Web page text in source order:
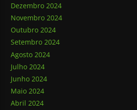
Dezembro 2024
Novembro 2024
Outubro 2024
Setembro 2024
Agosto 2024
Julho 2024
Junho 2024
Maio 2024
Abril 2024